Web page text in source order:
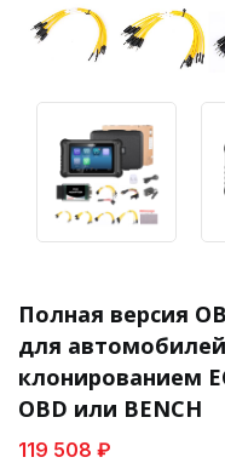
Полная версия
для
клонированием
OBD или BENCH
119 508 ₽